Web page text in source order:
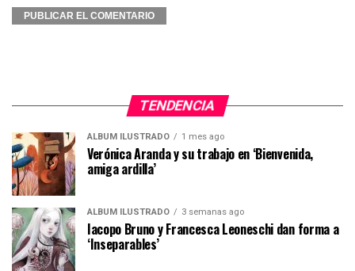
TENDENCIA
ÁLBUM ILUSTRADO 1 mes ago
Verónica Aranda y su trabajo en ‘Bienvenida,
amiga ardilla’
ÁLBUM ILUSTRADO 3 semanas ago
Iacopo Bruno y Francesca Leoneschi dan forma a
‘Inseparables’